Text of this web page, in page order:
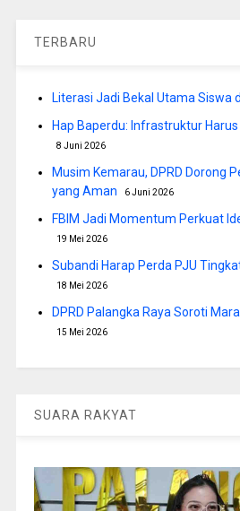
TERBARU
Literasi Jadi Bekal Utama Siswa
Hap Baperdu: Infrastruktur
8 Juni 2026
Musim Kemarau, DPRD Dorong
yang Aman
6 Juni 2026
FBIM Jadi Momentum Perkuat
19 Mei 2026
Subandi Harap Perda PJU
18 Mei 2026
DPRD Palangka Raya Soroti
15 Mei 2026
SUARA RAKYAT